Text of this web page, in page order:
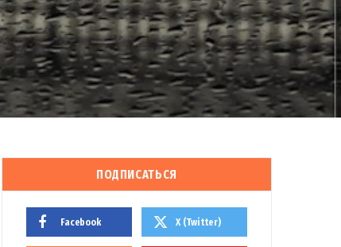
ПОДПИСАТЬСЯ
Facebook X (Twitter)